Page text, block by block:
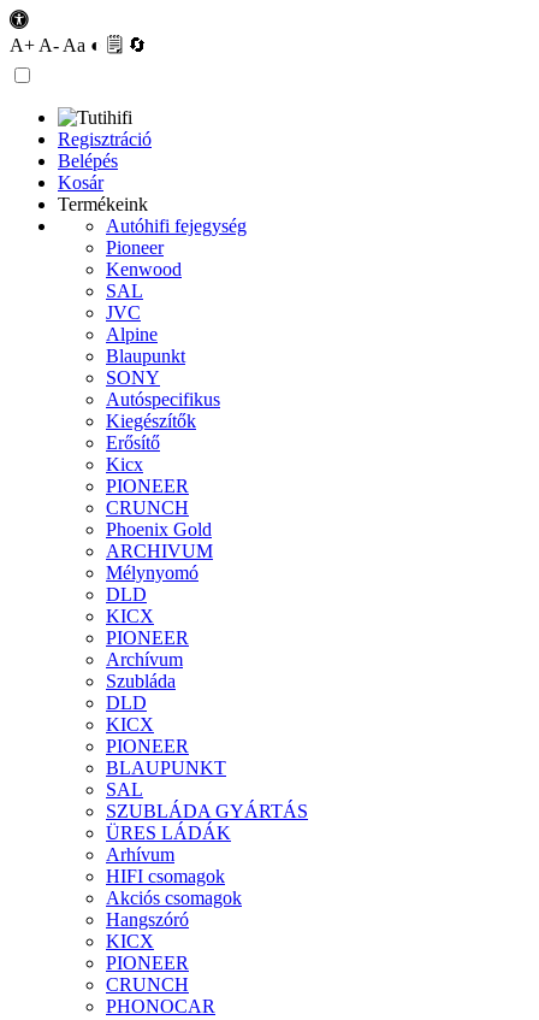
A+ A- Aa ◐ 🗒 🔄
Regisztráció
Belépés
Kosár
Termékeink
Autóhifi fejegység
Pioneer
Kenwood
SAL
JVC
Alpine
Blaupunkt
SONY
Autóspecifikus
Kiegészítők
Erősítő
Kicx
PIONEER
CRUNCH
Phoenix Gold
ARCHIVUM
Mélynyomó
DLD
KICX
PIONEER
Archívum
Szubláda
DLD
KICX
PIONEER
BLAUPUNKT
SAL
SZUBLÁDA GYÁRTÁS
ÜRES LÁDÁK
Arhívum
HIFI csomagok
Akciós csomagok
Hangszóró
KICX
PIONEER
CRUNCH
PHONOCAR